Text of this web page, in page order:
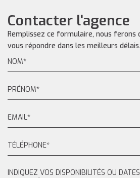
Contacter l'agence
Remplissez ce formulaire, nous ferons
vous répondre dans les meilleurs délais.